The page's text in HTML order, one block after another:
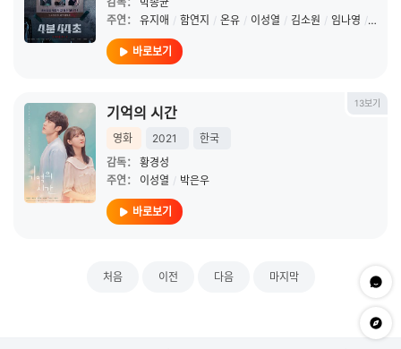
주연：
유지애 / 함연지 / 온유 / 이성열 / 김소원 / 임나영 / 이수민
바로보기
13보기
기억의 시간
영화 2021
한국
감독：
황경성
주연：
이성열 / 박은우
바로보기
처음 이전 다음 마지막 문의하
app